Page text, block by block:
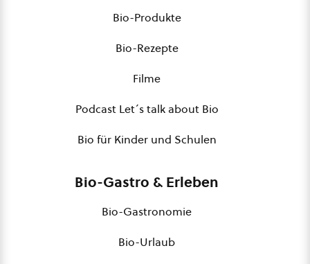
Bio-Produkte
Bio-Rezepte
Filme
Podcast Let´s talk about Bio
Bio für Kinder und Schulen
Bio-Gastro & Erleben
Bio-Gastronomie
Bio-Urlaub